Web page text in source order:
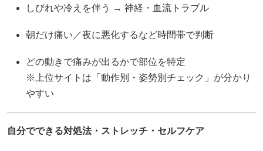
しびれや冷えを伴う → 神経・血流トラブル
朝だけ痛い／夜に悪化するなど時間帯で判断
どの動きで痛みが出るかで部位を特定
※上位サイトは「動作別・姿勢別チェック」が分かり
やすい
自分でできる対処法・ストレッチ・セルフケア